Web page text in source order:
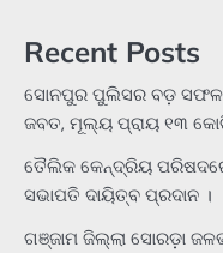
Recent Posts
ସୋନପୁର ପୁଲିସର ବଡ଼
ଜବତ, ମୂଲ୍ୟ ପ୍ରାୟ ୧୩
ତୈଲିକ କେନ୍ଦ୍ରିୟ
ସଭାପତି ଦାୟିତ୍ବ ପ୍ରଦାନ ।
ଗଞ୍ଜାମ ଜିଲ୍ଲା ସୋରଡ଼ା